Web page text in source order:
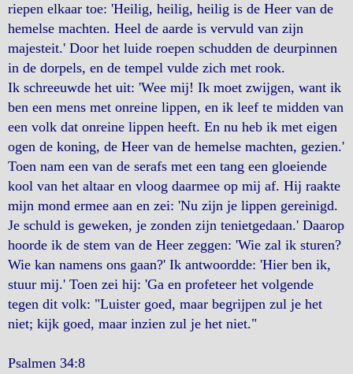
riepen elkaar toe: 'Heilig, heilig, heilig is de Heer van de
hemelse machten. Heel de aarde is vervuld van zijn
majesteit.' Door het luide roepen schudden de deurpinnen
in de dorpels, en de tempel vulde zich met rook.
Ik schreeuwde het uit: 'Wee mij! Ik moet zwijgen, want ik
ben een mens met onreine lippen, en ik leef te midden van
een volk dat onreine lippen heeft. En nu heb ik met eigen
ogen de koning, de Heer van de hemelse machten, gezien.'
Toen nam een van de serafs met een tang een gloeiende
kool van het altaar en vloog daarmee op mij af. Hij raakte
mijn mond ermee aan en zei: 'Nu zijn je lippen gereinigd.
Je schuld is geweken, je zonden zijn tenietgedaan.' Daarop
hoorde ik de stem van de Heer zeggen: 'Wie zal ik sturen?
Wie kan namens ons gaan?' Ik antwoordde: 'Hier ben ik,
stuur mij.' Toen zei hij: 'Ga en profeteer het volgende
tegen dit volk: "Luister goed, maar begrijpen zul je het
niet; kijk goed, maar inzien zul je het niet."
Psalmen 34:8